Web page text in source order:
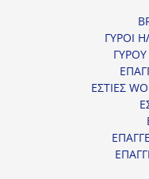
ΓΥΡΟΙ
ΕΣΤΙΕΣ